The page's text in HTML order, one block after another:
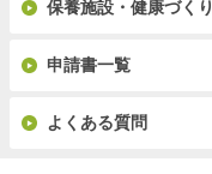
保養施設・健康づく
申請書一覧
よくある質問